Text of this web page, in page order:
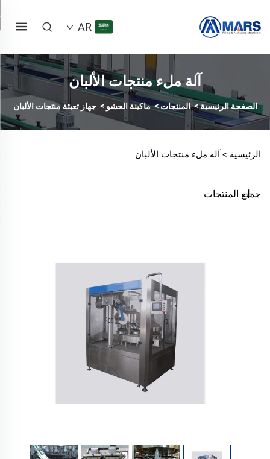
AR
آلة ملء منتجات الألبان
الصفحة الرئيسية> المنتجات>ماكينة الحشو >جهاز تعبئة منتجات الألبان
الرئيسية > آلة ملء منتجات الألبان
جميع المنتجات